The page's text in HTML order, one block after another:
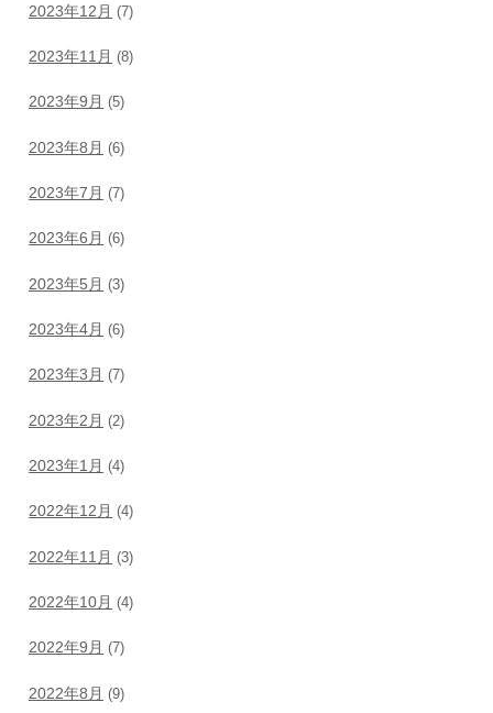
2023年12月 (7)
2023年11月 (8)
2023年9月 (5)
2023年8月 (6)
2023年7月 (7)
2023年6月 (6)
2023年5月 (3)
2023年4月 (6)
2023年3月 (7)
2023年2月 (2)
2023年1月 (4)
2022年12月 (4)
2022年11月 (3)
2022年10月 (4)
2022年9月 (7)
2022年8月 (9)